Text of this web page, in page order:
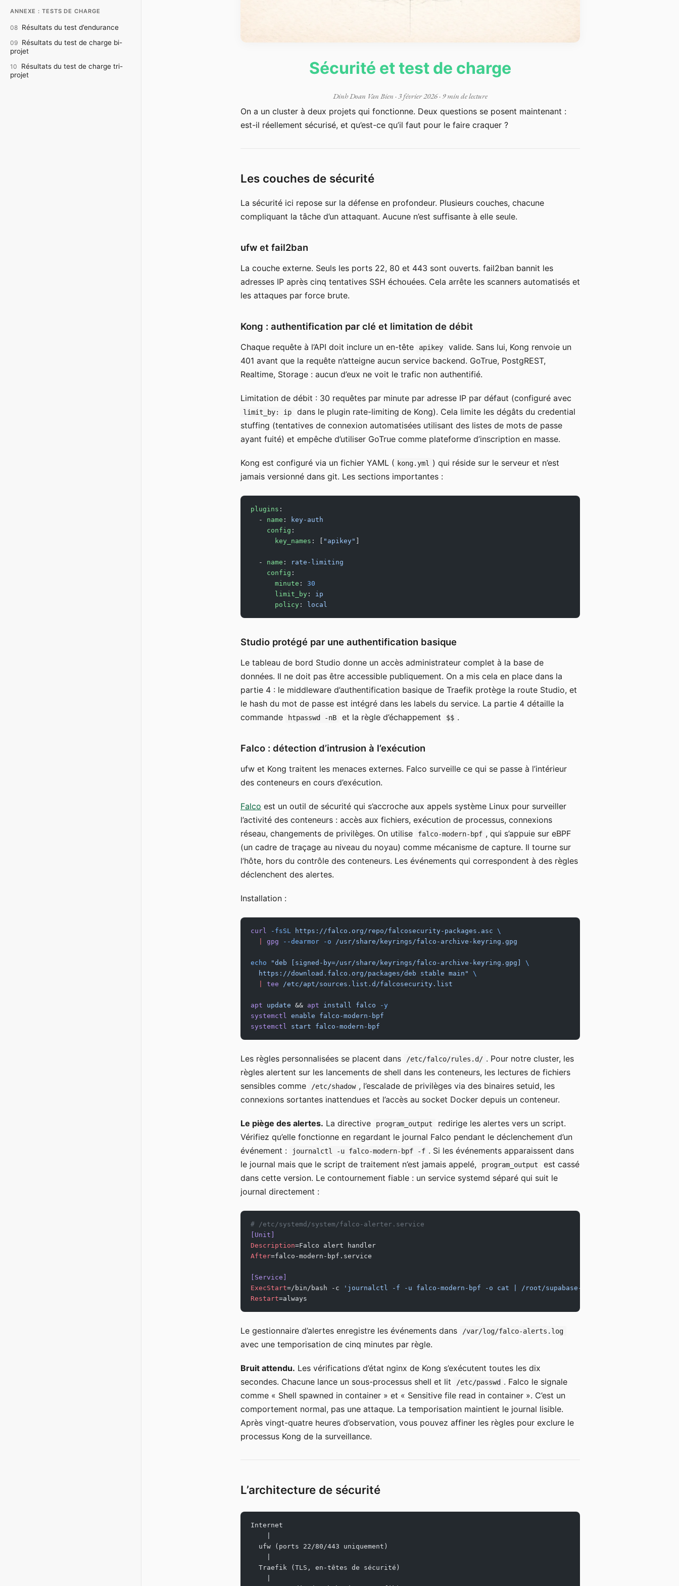
ANNEXE : TESTS DE CHARGE
08 Résultats du test d’endurance
09 Résultats du test de charge bi-
projet
10
Résultats du test de charge tri-
projet
Sécurité et test de charge
Dinh Doan Van Bien ·3 février 2026· 9 min de lecture
On a un cluster à deux projets qui fonctionne. Deux questions se posent maintenant :
est-il réellement sécurisé, et qu’est-ce qu’il faut pour le faire craquer ?
Les couches de sécurité
La sécurité ici repose sur la défense en profondeur. Plusieurs couches, chacune
compliquant la tâche d’un attaquant. Aucune n’est suffisante à elle seule.
ufw et fail2ban
La couche externe. Seuls les ports 22, 80 et 443 sont ouverts. fail2ban bannit les
adresses IP après cinq tentatives SSH échouées. Cela arrête les scanners automatisés et
les attaques par force brute.
Kong : authentification par clé et limitation de débit
Chaque requête à l’API doit inclure un en-tête apikey
valide. Sans lui, Kong renvoie un
401 avant que la requête n’atteigne aucun service backend. GoTrue, PostgREST,
Realtime, Storage : aucun d’eux ne voit le trafic non authentifié.
Limitation de débit : 30 requêtes par minute par adresse IP par défaut (configuré avec
limit_by: ip
dans le plugin rate-limiting de Kong). Cela limite les dégâts du credential
stuffing (tentatives de connexion automatisées utilisant des listes de mots de passe
ayant fuité) et empêche d’utiliser GoTrue comme plateforme d’inscription en masse.
Kong est configuré via un fichier YAML ( kong.yml ) qui réside sur le serveur et n’est
jamais versionné dans git. Les sections importantes :
plugins :
  -
name :
key-auth
    config
:
      key_names
: [ "apikey"
  -
name :
rate-limiting
    config
:
      minute
: 30
      limit_by
: ip
      policy
: local
Studio protégé par une authentification basique
Le tableau de bord Studio donne un accès administrateur complet à la base de
données. Il ne doit pas être accessible publiquement. On a mis cela en place dans la
partie 4 : le middleware d’authentification basique de Traefik protège la route Studio, et
le hash du mot de passe est intégré dans les labels du service. La partie 4 détaille la
commande
htpasswd -nB et la règle d’échappement $$ .
Falco : détection d’intrusion à l’exécution
ufw et Kong traitent les menaces externes. Falco surveille ce qui se passe à l’intérieur
des conteneurs en cours d’exécution.
Falco est un outil de sécurité qui s’accroche aux appels système Linux pour surveiller
l’activité des conteneurs : accès aux fichiers, exécution de processus, connexions
réseau, changements de privilèges. On utilise
falco-modern-bpf , qui s’appuie sur eBPF
(un cadre de traçage au niveau du noyau) comme mécanisme de capture. Il tourne sur
l’hôte, hors du contrôle des conteneurs. Les événements qui correspondent à des règles
déclenchent des alertes.
Installation :
curl -fsSL https://falco.org/repo/falcosecurity-packages.asc \
gpg --dearmor -o /usr/share/keyrings/falco-archive-keyring.gpg
echo "deb [signed-by=/usr/share/keyrings/falco-archive-keyring.gpg] \
  https://download.falco.org/packages/deb stable main"
\
tee /etc/apt/sources.list.d/falcosecurity.list
apt update && apt install falco -y
systemctl enable falco-modern-bpf
systemctl start falco-modern-bpf
Les règles personnalisées se placent dans /etc/falco/rules.d/ . Pour notre cluster, les
règles alertent sur les lancements de shell dans les conteneurs, les lectures de fichiers
sensibles comme
/etc/shadow , l’escalade de privilèges via des binaires setuid, les
connexions sortantes inattendues et l’accès au socket Docker depuis un conteneur.
Le piège des alertes. La directive program_output
redirige les alertes vers un script.
Vérifiez qu’elle fonctionne en regardant le journal Falco pendant le déclenchement d’un
événement :
journalctl -u falco-modern-bpf -f . Si les événements apparaissent dans
le journal mais que le script de traitement n’est jamais appelé,
program_output
est cassé
dans cette version. Le contournement fiable : un service systemd séparé qui suit le
journal directement :
# /etc/systemd/system/falco-alerter.service
[Unit]
Description=Falco alert handler
After=falco-modern-bpf.service
[Service]
ExecStart=/bin/bash -c
'journalctl -f -u falco-modern-bpf -o cat | /root/supabase-vps-cluster/scripts/
Restart=always
Le gestionnaire d’alertes enregistre les événements dans /var/log/falco-alerts.log
avec une temporisation de cinq minutes par règle.
Bruit attendu. Les vérifications d’état nginx de Kong s’exécutent toutes les dix
secondes. Chacune lance un sous-processus shell et lit
/etc/passwd . Falco le signale
comme « Shell spawned in container » et « Sensitive file read in container ». C’est un
comportement normal, pas une attaque. La temporisation maintient le journal lisible.
Après vingt-quatre heures d’observation, vous pouvez affiner les règles pour exclure le
processus Kong de la surveillance.
L’architecture de sécurité
Internet
  ufw (ports 22/80/443 uniquement)
  Traefik (TLS, en-têtes de sécurité)